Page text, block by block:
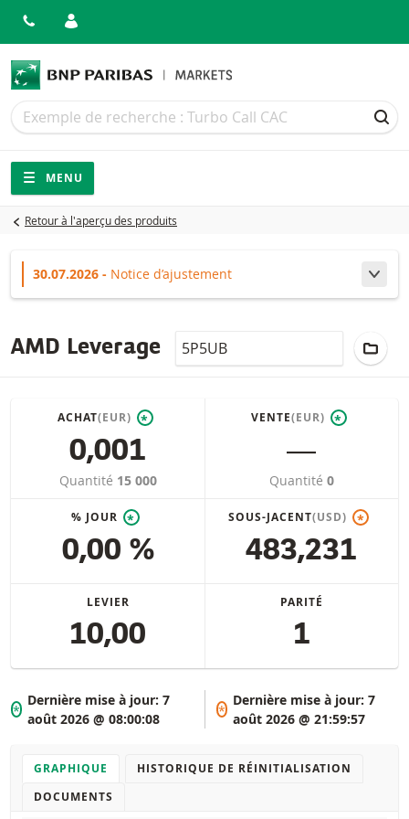
Recherche
Recherche
Navigation
Navigation sur le site
MENU
Retour à l'aperçu des produits
30.07.2026 - Notice d’ajustement
AMD Leverage LocalCode
ACHAT(EUR) *
0,001
Quantité 15 000
VENTE(EUR) *
―
Quantité 0
% JOUR *
0,00 %
SOUS-JACENT(USD) *
483,231
LEVIER
10,00
PARITÉ
1
*
Dernière mise à jour:7
août 2026 @ 08:00:08
*
Dernière mise à jour: 7
août 2026 @ 21:59:57
GRAPHIQUE
HISTORIQUE DE RÉINITIALISATION
DOCUMENTS